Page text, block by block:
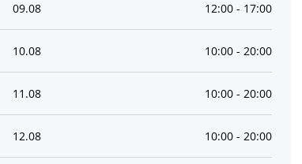
09.08 12:00 - 17:00
10.08 10:00 - 20:00
11 .08 10:00 - 20:00
12.08 10:00 - 20:00